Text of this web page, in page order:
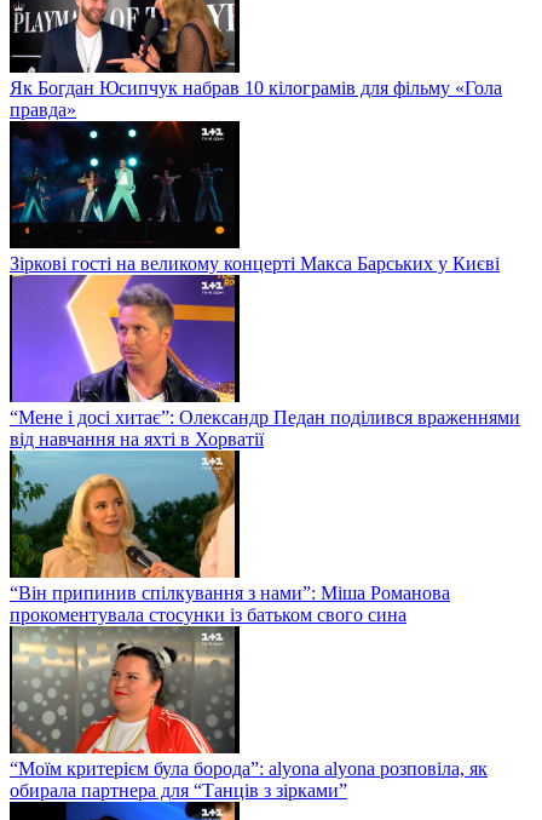
Як Богдан Юсипчук набрав 10 кілограмів для фільму «Гола
правда»
Зіркові гості на великому концерті Макса Барських у Києві
“Мене і досі хитає”: Олександр Педан поділився враженнями
від навчання на яхті в Хорватії
“Він припинив спілкування з нами”: Міша Романова
прокоментувала стосунки із батьком свого сина
“Моїм критерієм була борода”: alyona alyona розповіла, як
обирала партнера для “Танців з зірками”